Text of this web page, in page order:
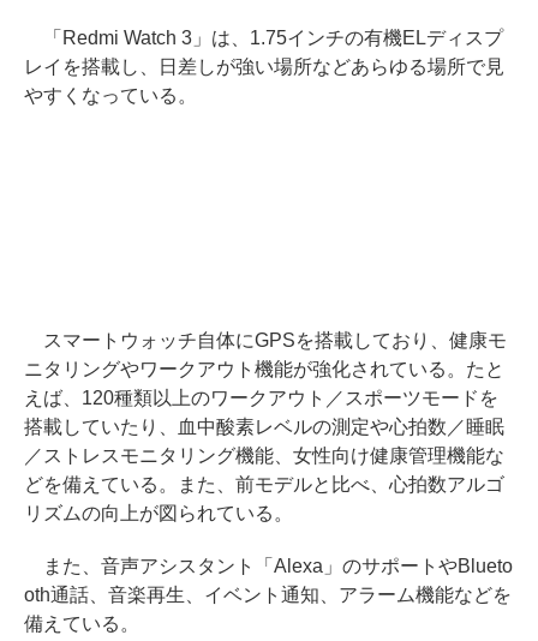
「Redmi Watch 3」は、1.75インチの有機ELディスプ
レイを搭載し、日差しが強い場所などあらゆる場所で見
やすくなっている。
スマートウォッチ自体にGPSを搭載しており、健康モ
ニタリングやワークアウト機能が強化されている。たと
えば、120種類以上のワークアウト／スポーツモードを
搭載していたり、血中酸素レベルの測定や心拍数／睡眠
／ストレスモニタリング機能、女性向け健康管理機能な
どを備えている。また、前モデルと比べ、心拍数アルゴ
リズムの向上が図られている。
また、音声アシスタント「Alexa」のサポートやBlueto
oth通話、音楽再生、イベント通知、アラーム機能などを
備えている。